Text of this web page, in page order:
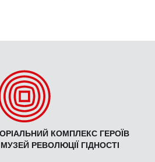
КОМПЛЕКС ГЕРОЇВ
РЕВОЛЮЦІЇ ГІДНОСТІ